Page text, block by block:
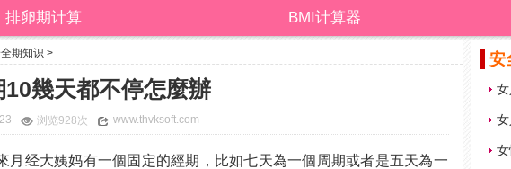
排卵期计算 BMI计算器
期知识 >
10幾天都不停怎麼辦
浏览928次 www.thvksoft.com
月经大姨妈有一個固定的經期，比如七天為一個周期或者是五天為一
安